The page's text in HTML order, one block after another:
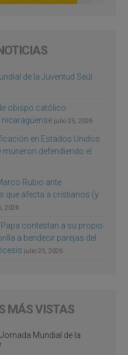
de la Juventud Seúl
obispo católico
julio 25, 2026
en Estados Unidos
defendiendo el
Rubio ante
que afecta a cristianos (y
2026
contestan a su propio
a bendecir parejas del
julio 25, 2026
MÁS VISTAS
Mundial de la